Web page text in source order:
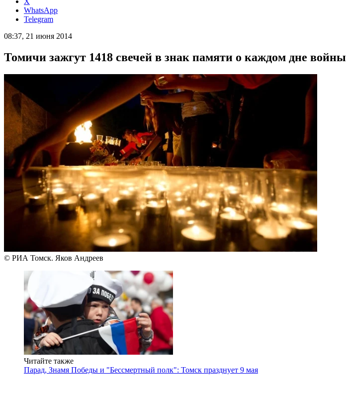
WhatsApp
Telegram
08:37, 21 июня 2014
Томичи зажгут 1418 свечей в знак памяти о каждом дне войны
© РИА Томск. Яков Андреев
Читайте также
Парад, Знамя Победы и "Бессмертный полк": Томск празднует 9 мая